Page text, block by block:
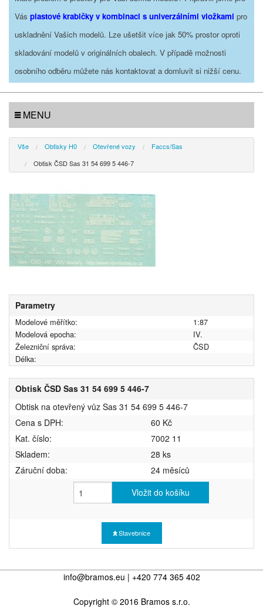
Vás plastové krabičky v kombinaci s univerzálními vložkami pro
uskladnění Vašich modelů. Lze ušetšit více jak 50% prostor oproti
skladování modelů v originálních obalech. V případě možnosti
osobního odběru můžete nás kontaktovat a domluvit si nižší cenu.
MENU
Vše Obtisky H0 Otevřené vozy
Faccs/Sas
Obtisk ČSD Sas 31 54 699 5 446-7
Parametry
Modelové měřítko:
1:87
Modelová epocha:
IV.
Železniční správa:
ČSD
Délka:
Obtisk ČSD Sas 31 54 699 5 446-7
Obtisk na otevřený vůz Sas 31 54 699 5 446-7
Cena s DPH:
60 Kč
Kat. číslo:
7002 11
Skladem:
28 ks
Záruční doba:
24 měsíců
Vložit do košíku
Stavebnice
info@bramos.eu | +420 774 365 402
Copyright © 2016 Bramos s.r.o.